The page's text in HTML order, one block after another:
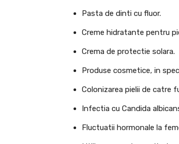
Pasta de dinti cu fluor.
Creme hidratante pentru
Crema de protectie solara.
Produse cosmetice, in
Colonizarea pielii de catre
Infectia cu Candida
Fluctuatii hormonale la